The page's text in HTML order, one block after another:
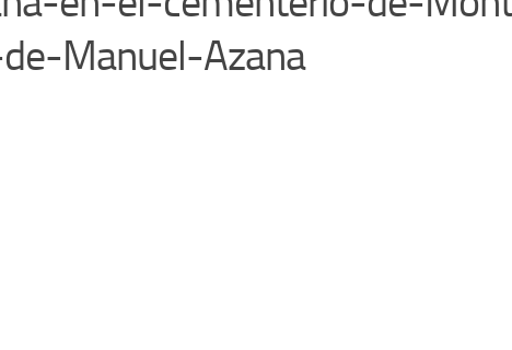
Manuel-Azana